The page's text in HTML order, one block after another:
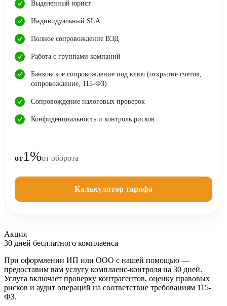
Выделенный юрист
Индивидуальный SLA
Полное сопровождение ВЭД
Работа с группами компаний
Банковское сопровождение под ключ (открытие счетов,
сопровождение, 115-ФЗ)
Сопровождение налоговых проверок
Конфиденциальность и контроль рисков
от1%от оборота
Калькулятор тарифа
Акция
30 дней бесплатного комплаенса
При оформлении ИП или ООО с нашей помощью —
предоставим вам услугу комплаенс-контроля на 30 дней.
Услуга включает проверку контрагентов, оценку правовых
рисков и аудит операций на соответствие требованиям 115-
ФЗ.